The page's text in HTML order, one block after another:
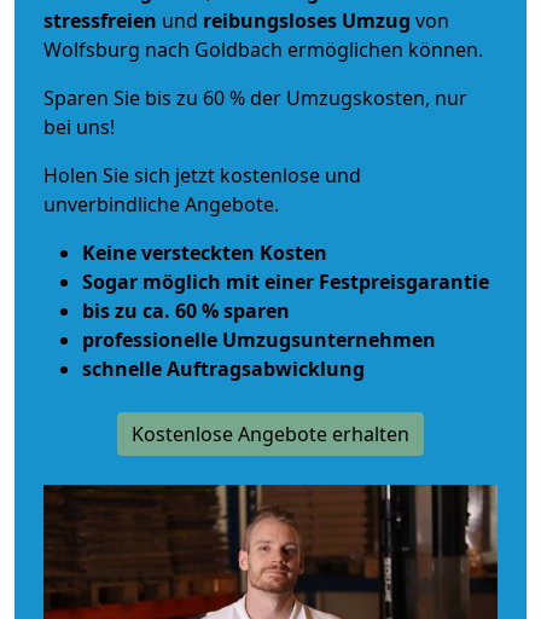
stressfreien und reibungsloses Umzug von
Wolfsburg nach Goldbach ermöglichen können.
Sparen Sie bis zu 60 % der Umzugskosten, nur
bei uns!
Holen Sie sich jetzt kostenlose und
unverbindliche Angebote.
Keine versteckten Kosten
Sogar möglich mit einer Festpreisgarantie
bis zu ca. 60 % sparen
professionelle Umzugsunternehmen
schnelle Auftragsabwicklung
Kostenlose Angebote erhalten